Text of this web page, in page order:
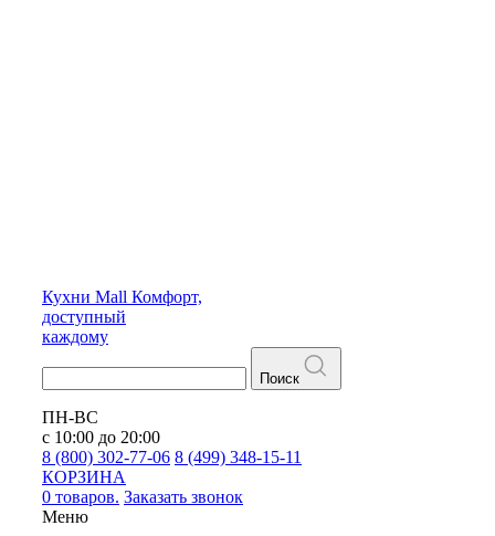
Кухни Mall Комфорт,
доступный
каждому
Поиск
ПН-ВС
с 10:00 до 20:00
8 (800) 302-77-06 8 (499) 348-15-11
КОРЗИНА
0 товаров. Заказать звонок
Меню